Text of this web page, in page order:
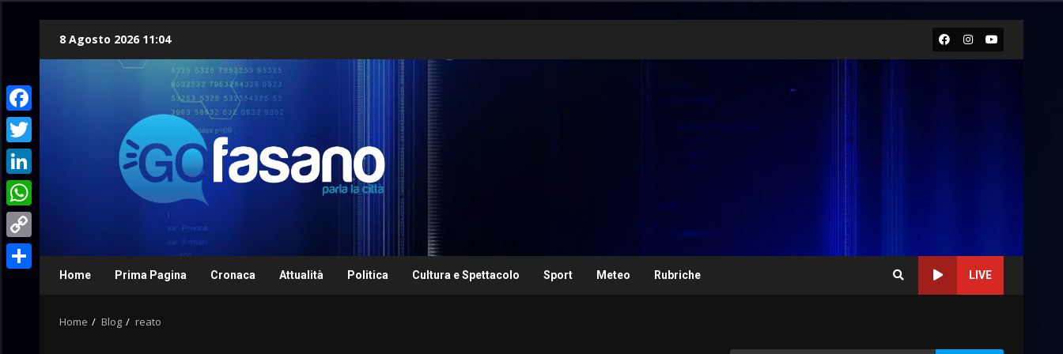
8 Agosto 2026 11:04 Facebook
Instagram
Youtube
Home Prima Pagina Cronaca Attualità Politica Cultura e Spettacolo Sport Meteo Rubriche LIVE
Home Blog reato
Facebook
Twitter
LinkedIn
WhatsApp
Copy